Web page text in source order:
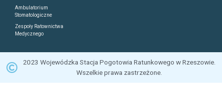
Ambulatorium
Stomatologiczne
Zespoły Ratownictwa
Medycznego
2023 Wojewódzka Stacja Pogotowia Ratunkowego w Rzeszowie.
Wszelkie prawa zastrzeżone.